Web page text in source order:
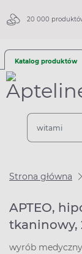
20 000
Katalog produktów
Strona główna
APTEO,
tkaninowy,
wyrób